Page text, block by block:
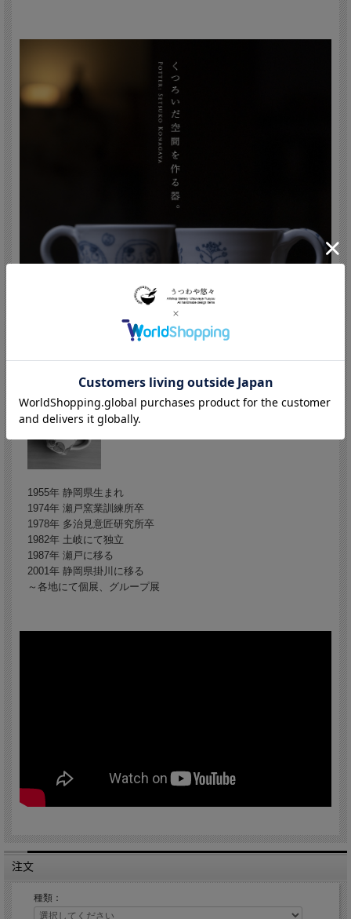
小長谷節子/Setsuko Konagaya
(Japan,Shizuoka 1955 - )
1955年 静岡県生まれ
1974年 瀬戸窯業訓練所卒
1978年 多治見意匠研究所卒
1982年 土岐にて独立
1987年 瀬戸に移る
2001年 静岡県掛川に移る
～各地にて個展、グループ展
注文
種類：